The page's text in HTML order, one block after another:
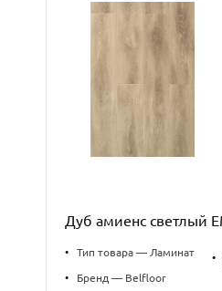
Дуб амиенс светлый
• Тип товара — Ламинат
• Бренд — Belfloor
•